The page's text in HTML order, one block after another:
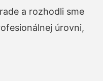
a rozhodli sme
úrovni,